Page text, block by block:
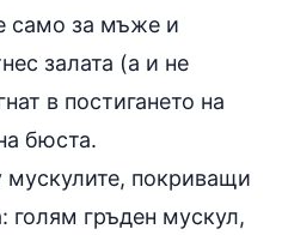
само за мъже и
залата (а и не
в постигането на
бюста.
мускулите, покриващи
голям гръден мускул,